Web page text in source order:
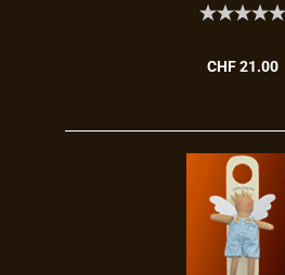
CHF 21.00